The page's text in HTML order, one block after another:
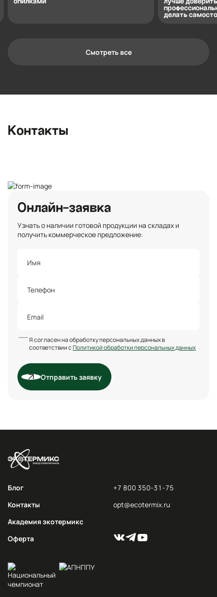
делать
Смотреть все
Контактыopt@ecotermix.ru
Онлайн-заявка
Узнать о наличии готовой продукции на складах и
получить коммерческое предложение:
Я согласен на обработку персональных данных в
соответствии сПолитикой обработки персональных данных
Отправить заявку
Блог
Контакты
Академия экотермикс
Оферта
+7 800 350-31-75
opt@ecotermix.ru